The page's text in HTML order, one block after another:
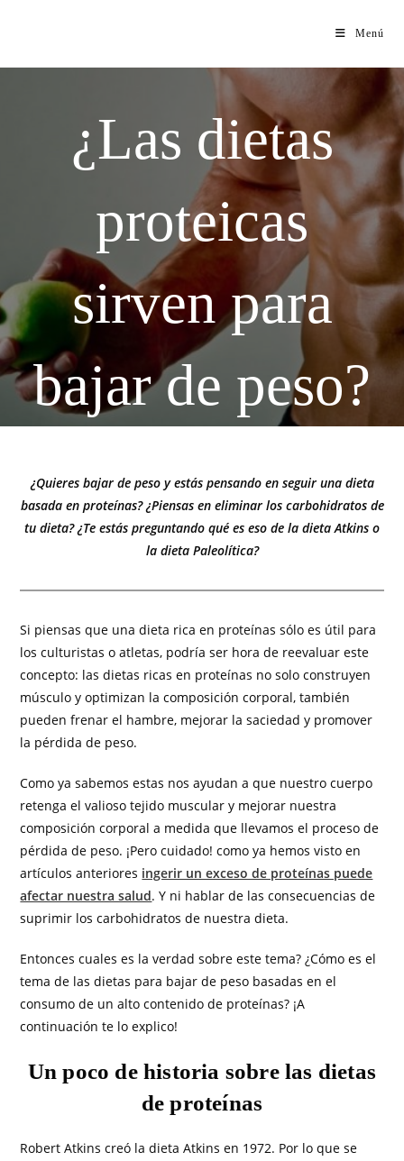
Menú
¿Las dietas
proteicas
sirven para
bajar de peso?
¿Quieres bajar de peso y estás pensando en seguir una dieta
basada en proteínas? ¿Piensas en eliminar los carbohidratos de
tu dieta? ¿Te estás preguntando qué es eso de la dieta Atkins o
la dieta Paleolítica?
Si piensas que una dieta rica en proteínas sólo es útil para
los culturistas o atletas, podría ser hora de reevaluar este
concepto: las dietas ricas en proteínas no solo construyen
músculo y optimizan la composición corporal, también
pueden frenar el hambre, mejorar la saciedad y promover
la pérdida de peso.
Como ya sabemos estas nos ayudan a que nuestro cuerpo
retenga el valioso tejido muscular y mejorar nuestra
composición corporal a medida que llevamos el proceso de
pérdida de peso. ¡Pero cuidado! como ya hemos visto en
artículos anteriores ingerir un exceso de proteínas puede
afectar nuestra salud. Y ni hablar de las consecuencias de
suprimir los carbohidratos de nuestra dieta.
Entonces cuales es la verdad sobre este tema? ¿Cómo es el
tema de las dietas para bajar de peso basadas en el
consumo de un alto contenido de proteínas? ¡A
continuación te lo explico!
Un poco de historia sobre las dietas
de proteínas
Robert Atkins creó la dieta Atkins en 1972. Por lo que se